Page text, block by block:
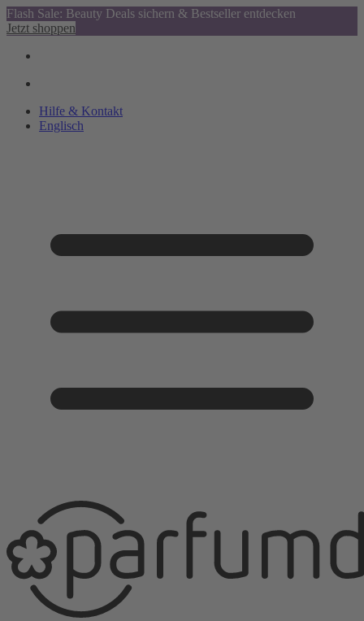
Flash Sale: Beauty Deals sichern & Bestseller entdecken
Jetzt shoppen
Hilfe & Kontakt
Englisch